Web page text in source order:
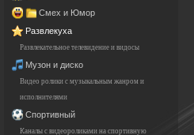
Смех и Юмор
Развлекуха
Развлекательное телевидение и видосы
Музон и диско
Видео ролики с музыкальным жанром и
исполнителями
Спортивный
Каналы с видеороликами на спортивную